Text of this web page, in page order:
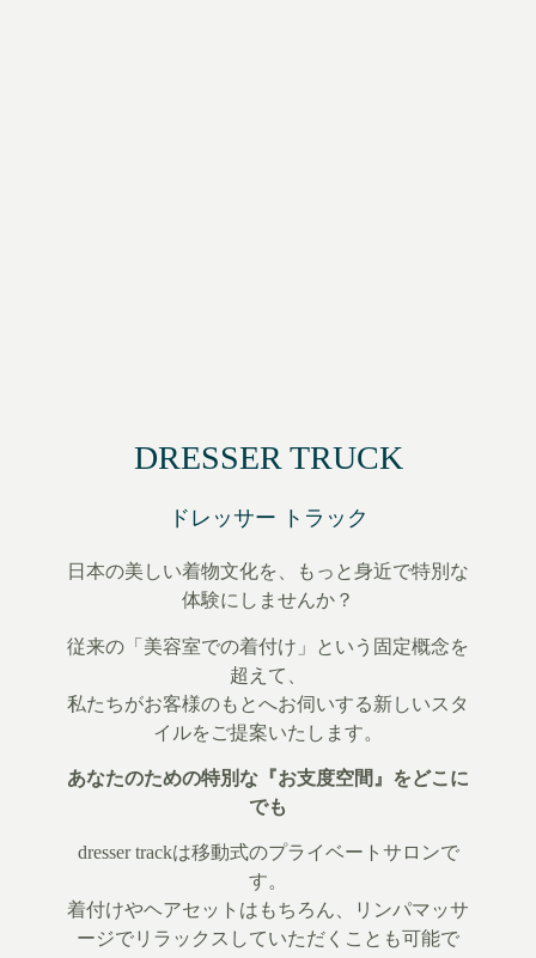
DRESSER TRUCK
ドレッサー トラック
日本の美しい着物文化を、もっと身近で特別な
体験にしませんか？
従来の「美容室での着付け」という固定概念を
超えて、
私たちがお客様のもとへお伺いする新しいスタ
イルをご提案いたします。
あなたのための特別な『お支度空間』をどこに
でも
dresser trackは移動式のプライベートサロンで
す。
着付けやヘアセットはもちろん、リンパマッサ
ージでリラックスしていただくことも可能で